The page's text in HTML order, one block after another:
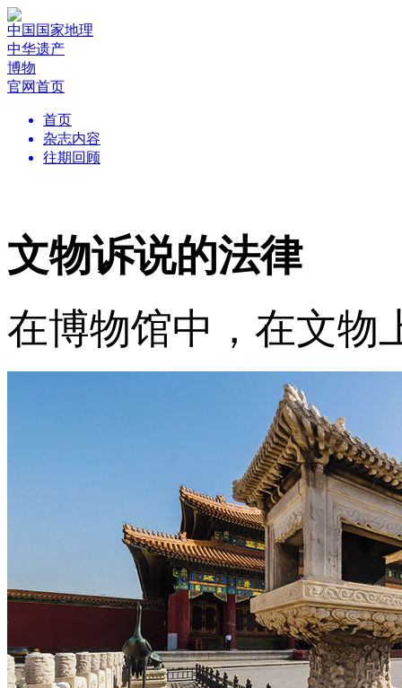
中国国家地理
中华遗产
博物
官网首页
首页
杂志内容
往期回顾
文物诉说的法律
在博物馆中，在文物